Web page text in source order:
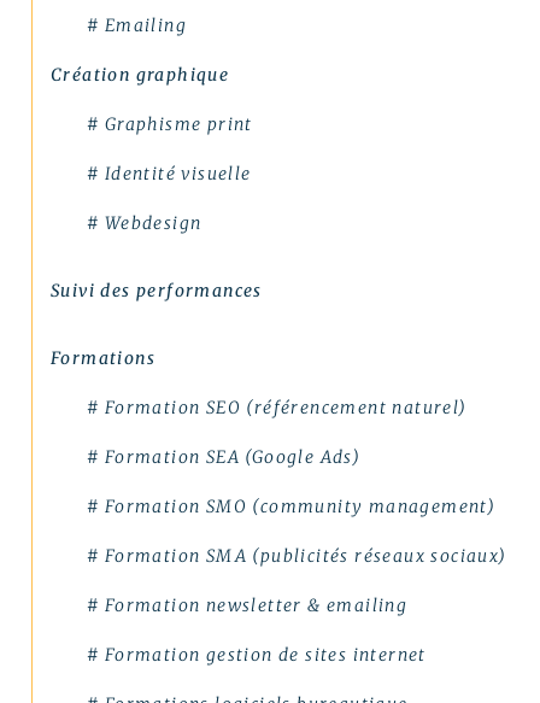
Formations
# Formation SEO (référencement naturel)
# Formation SEA (Google Ads)
# Formation newsletter & emailing
# Formation gestion de sites internet
# Formations logiciels bureautique
# Formation Photoshop
# Formation Intelligence Artificielle
# Emailing
Création graphique
# Graphisme print
# Identité visuelle
# Webdesign
Suivi des performances
Formations
# Formation SEO (référencement naturel)
# Formation SEA (Google Ads)
# Formation SMO (community management)
# Formation SMA (publicités réseaux sociaux)
# Formation newsletter & emailing
# Formation gestion de sites internet